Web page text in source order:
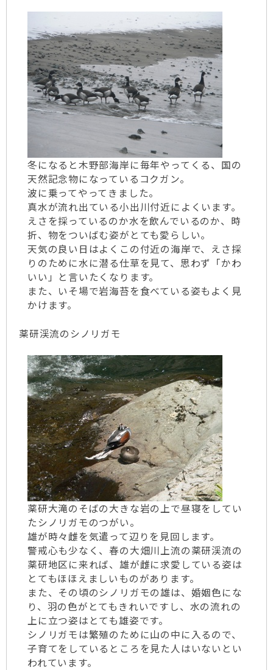
冬になると木野部海岸に毎年やってくる、国の
天然記念物になっているコクガン。
波に乗ってやってきました。
真水が流れ出ている小出川付近によくいます。
えさを採っているのか水を飲んでいるのか、時
折、物をついばむ姿がとても愛らしい。
天気の良い日はよくこの付近の海岸で、えさ採
りのために水に潜る仕草を見て、思わず「かわ
いい」と言いたくなります。
また、いそ場で岩海苔を食べている姿もよく見
かけます。
薬研渓流のシノリガモ
薬研大滝のそばの大きな岩の上で昼寝をしてい
たシノリガモのつがい。
雄が時々雌を気遣って辺りを見回します。
警戒心も少なく、春の大畑川上流の薬研渓流の
薬研地区に来れば、雄が雌に求愛している姿は
とてもほほえましいものがあります。
また、その頃のシノリガモの雄は、婚姻色にな
り、羽の色がとてもきれいですし、水の流れの
上に立つ姿はとても雄姿です。
シノリガモは繁殖のために山の中に入るので、
子育てをしているところを見た人はいないとい
われています。